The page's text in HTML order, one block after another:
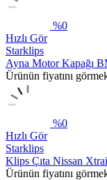
%0
Hızlı Gör
Starklips
Ayna Motor Kapağı
Ürünün fiyatını
%0
Hızlı Gör
Starklips
Klips Çıta Nissan
Ürünün fiyatını